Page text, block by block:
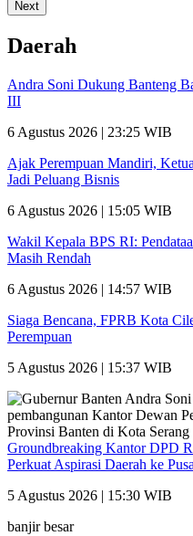
Next
Daerah
Andra Soni Dukung Banteng
III
6 Agustus 2026 | 23:25 WIB
Ajak Perempuan Mandiri,
Jadi Peluang Bisnis
6 Agustus 2026 | 15:05 WIB
Wakil Kepala BPS RI:
Masih Rendah
6 Agustus 2026 | 14:57 WIB
Siaga Bencana, FPRB Kota
Perempuan
5 Agustus 2026 | 15:37 WIB
Groundbreaking Kantor DPD
Perkuat Aspirasi Daerah ke
5 Agustus 2026 | 15:30 WIB
banjir besar